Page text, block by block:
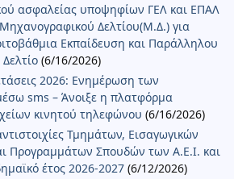
ασφαλείας υποψηφίων ΓΕΛ και ΕΠΑΛ
Δελτίου(Μ.Δ.) για
Εκπαίδευση και Παράλληλου
(6/16/2026)
2026: Ενημέρωση των
sms – Άνοιξε η πλατφόρμα
κινητού τηλεφώνου (6/16/2026)
Τμημάτων, Εισαγωγικών
Προγραμμάτων Σπουδών των Α.Ε.Ι. και
έτος 2026-2027 (6/12/2026)